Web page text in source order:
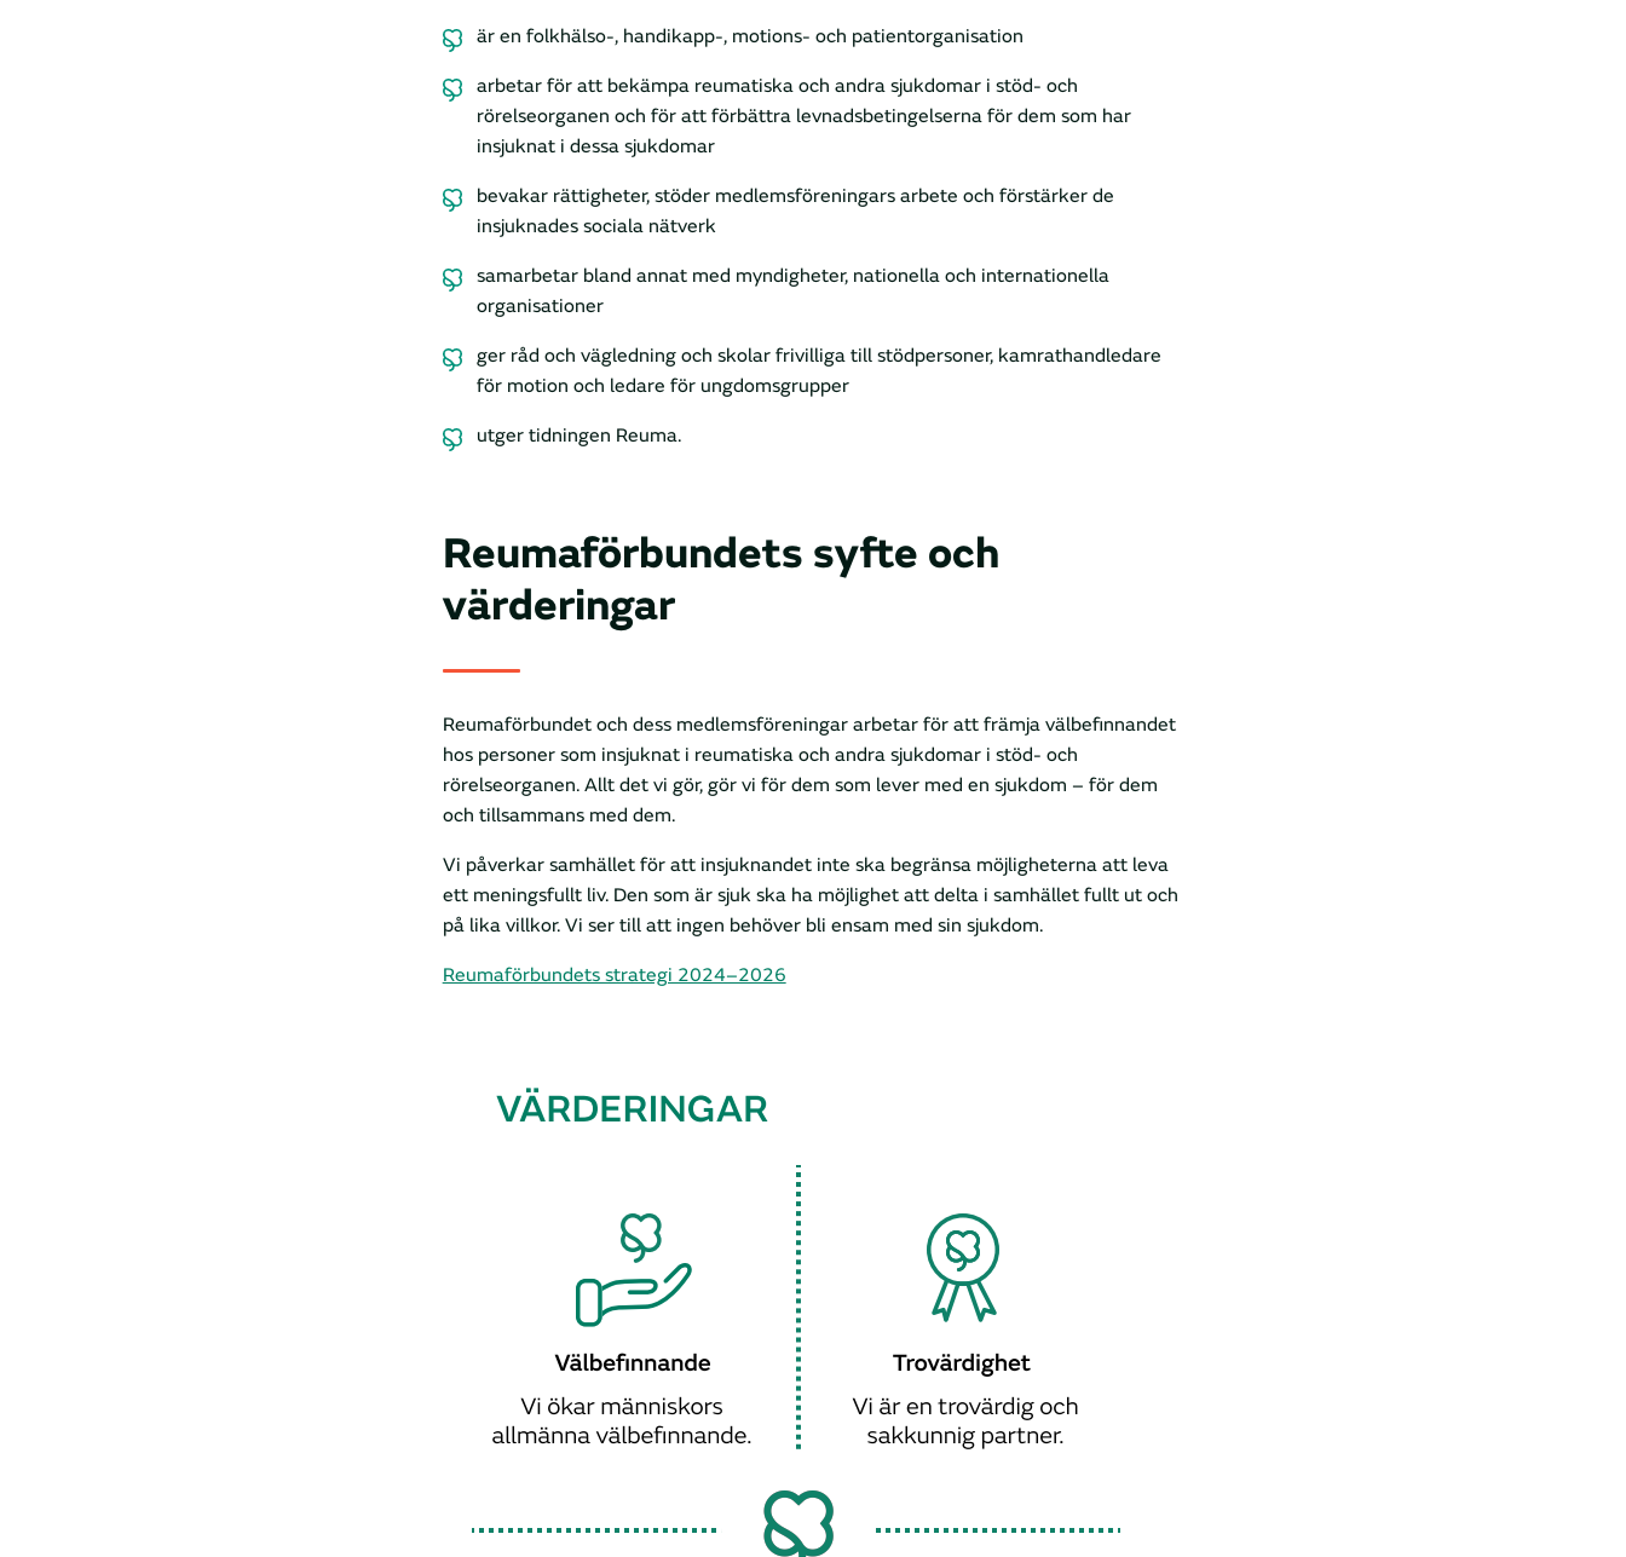
är en folkhälso-, handikapp-, motions- och patientorganisation
arbetar för att bekämpa reumatiska och andra sjukdomar i stöd- och
rörelseorganen och för att förbättra levnadsbetingelserna för dem som har
insjuknat i dessa sjukdomar
bevakar rättigheter, stöder medlemsföreningars arbete och förstärker de
insjuknades sociala nätverk
samarbetar bland annat med myndigheter, nationella och internationella
organisationer
ger råd och vägledning och skolar frivilliga till stödpersoner, kamrathandledare
för motion och ledare för ungdomsgrupper
utger tidningen Reuma.
Reumaförbundets syfte och
värderingar
Reumaförbundet och dess medlemsföreningar arbetar för att främja välbefinnandet
hos personer som insjuknat i reumatiska och andra sjukdomar i stöd- och
rörelseorganen. Allt det vi gör, gör vi för dem som lever med en sjukdom – för dem
och tillsammans med dem.
Vi påverkar samhället för att insjuknandet inte ska begränsa möjligheterna att leva
ett meningsfullt liv. Den som är sjuk ska ha möjlighet att delta i samhället fullt ut och
på lika villkor. Vi ser till att ingen behöver bli ensam med sin sjukdom.
Reumaförbundets strategi 2024–2026